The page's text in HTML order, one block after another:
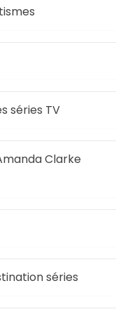
séries TV
Clarke
séries